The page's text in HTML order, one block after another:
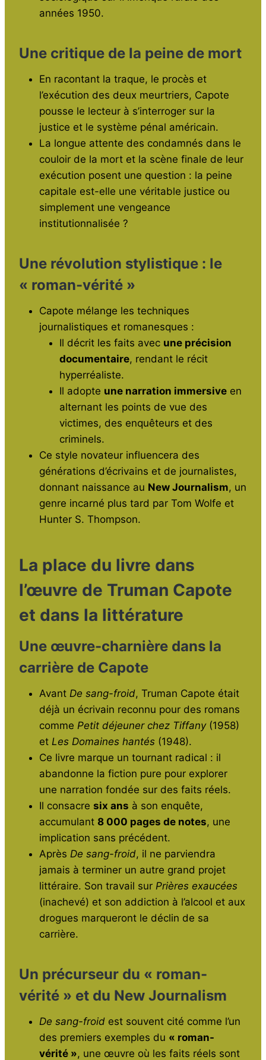
années 1950.
Une critique de la peine de mort
En racontant la traque, le procès et
l’exécution des deux meurtriers, Capote
pousse le lecteur à s’interroger sur la
justice et le système pénal américain.
La longue attente des condamnés dans le
couloir de la mort et la scène finale de leur
exécution posent une question : la peine
capitale est-elle une véritable justice ou
simplement une vengeance
institutionnalisée ?
Une révolution stylistique : le
« roman-vérité »
Capote mélange les techniques
journalistiques et romanesques :
Il décrit les faits avec une précision
documentaire, rendant le récit
hyperréaliste.
Il adopte une narration immersive en
alternant les points de vue des
victimes, des enquêteurs et des
criminels.
Ce style novateur influencera des
générations d’écrivains et de journalistes,
donnant naissance au New Journalism, un
genre incarné plus tard par Tom Wolfe et
Hunter S. Thompson.
La place du livre dans
l’œuvre de Truman Capote
et dans la littérature
Une œuvre-charnière dans la
carrière de Capote
Avant De sang-froid, Truman Capote était
déjà un écrivain reconnu pour des romans
comme Petit déjeuner chez Tiffany(1958)
et Les Domaines hantés (1948).
Ce livre marque un tournant radical : il
abandonne la fiction pure pour explorer
une narration fondée sur des faits réels.
Il consacre six ans à son enquête,
accumulant 8 000 pages de notes, une
implication sans précédent.
Après De sang-froid, il ne parviendra
jamais à terminer un autre grand projet
littéraire. Son travail sur Prières exaucées
(inachevé) et son addiction à l’alcool et aux
drogues marqueront le déclin de sa
carrière.
Un précurseur du « roman-
vérité » et du New Journalism
De sang-froid est souvent cité comme l’un
des premiers exemples du « roman-
vérité », une œuvre où les faits réels sont